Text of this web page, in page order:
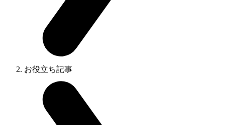
お役立ち記事